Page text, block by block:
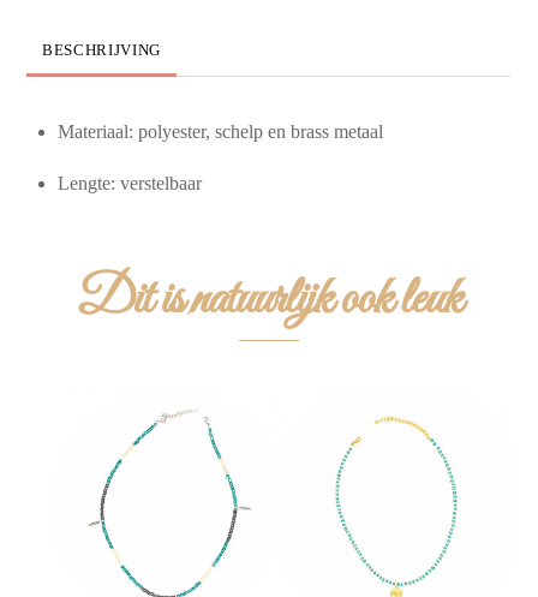
BESCHRIJVING
Materiaal: polyester, schelp en brass metaal
Lengte: verstelbaar
Dit is natuurlijk ook leuk